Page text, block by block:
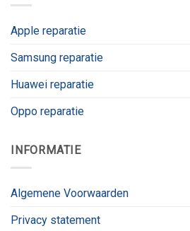
Apple reparatie
Samsung reparatie
Huawei reparatie
Oppo reparatie
INFORMATIE
Algemene Voorwaarden
Privacy statement